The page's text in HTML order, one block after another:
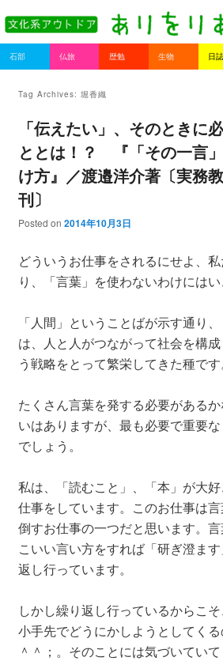
Main menu
Skip to primary content
Skip to secondary content
石部 仏旅 歴勉 生物 日誌
Tag Archives: 堀香織
「伝えたい」、そのときに
ととは！？ 『「その一言
け方』／渡邉洋介著〔実務
刊〕
Posted on 2014年10月3日
どういうお仕事をされるにせよ、
り、「言葉」を使わないわけにはい
「人間」ということばが示す通り
は、人と人がつながって社会を構
う戦略をとって繁栄してきた種です
たくさん言葉を発する必要がある
いはありますが、最も必要で重要
でしょう。
私は、「読むこと」、「本」が大
仕事をしています。このお仕事は
倒すお仕事の一つだと思います。
こいい言い方をすれば「研ぎ澄ま
返し行っています。
しかし繰り返し行っているからこそ
小手先でどうにかしようとしてく
＾＾；。そのことには気づいてい